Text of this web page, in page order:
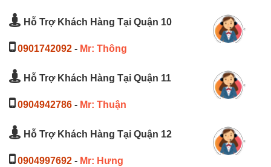
Hỗ Trợ Khách Hàng Tại Quận 10
0901742092 - Mr: Thông
Hỗ Trợ Khách Hàng Tại Quận 11
0904942786 - Mr: Thuận
Hỗ Trợ Khách Hàng Tại Quận 12
0904997692 - Mr: Hưng